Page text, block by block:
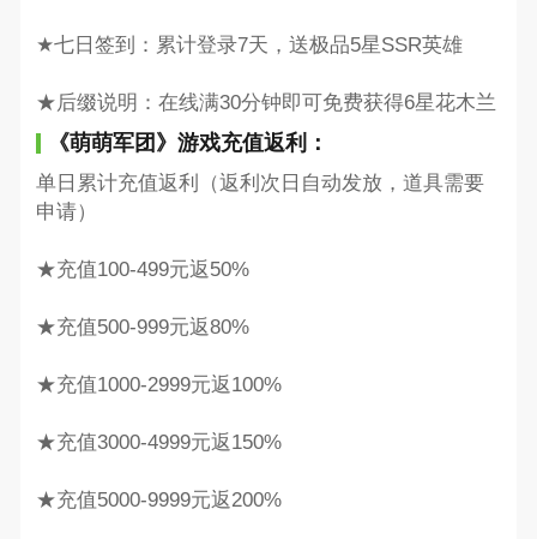
★七日签到：累计登录7天，送极品5星SSR英雄
★后缀说明：在线满30分钟即可免费获得6星花木兰
《萌萌军团》游戏充值返利：
单日累计充值返利（返利次日自动发放，道具需要
申请）
★充值100-499元返50%
★充值500-999元返80%
★充值1000-2999元返100%
★充值3000-4999元返150%
★充值5000-9999元返200%